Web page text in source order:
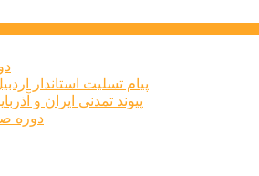
پیام تسلیت استاندار
پیوند تمدنی ایران و
دوره